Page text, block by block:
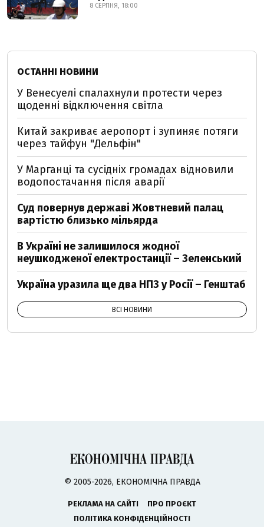
8 СЕРПНЯ, 18:00
ОСТАННІ НОВИНИ
У Венесуелі спалахнули протести через
щоденні відключення світла
Китай закриває аеропорт і зупиняє потяги
через тайфун "Дельфін"
У Марганці та сусідніх громадах відновили
водопостачання після аварії
Суд повернув державі Жовтневий палац
вартістю близько мільярда
В Україні не залишилося жодної
неушкодженої електростанції – Зеленський
Україна уразила ще два НПЗ у Росії – Генштаб
ВСІ НОВИНИ
© 2005-2026, ЕКОНОМІЧНА ПРАВДА
РЕКЛАМА НА САЙТІ
ПРО ПРОЄКТ
ПОЛІТИКА КОНФІДЕНЦІЙНОСТІ